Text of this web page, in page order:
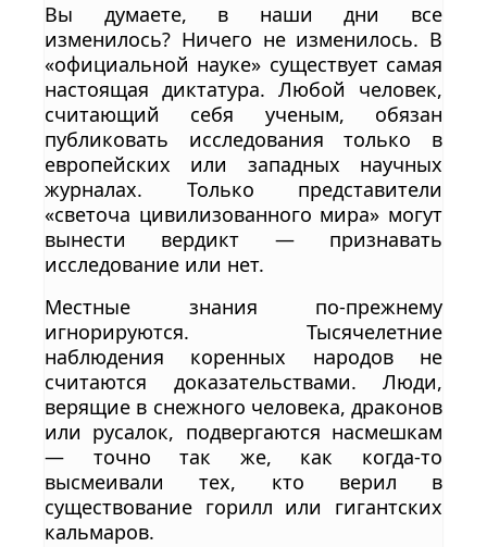
Вы думаете, в наши дни все
изменилось? Ничего не изменилось. В
«официальной науке» существует самая
настоящая диктатура. Любой человек,
считающий себя ученым, обязан
публиковать исследования только в
европейских или западных научных
журналах. Только представители
«светоча цивилизованного мира» могут
вынести вердикт — признавать
исследование или нет.
Местные знания по-прежнему
игнорируются. Тысячелетние
наблюдения коренных народов не
считаются доказательствами. Люди,
верящие в снежного человека, драконов
или русалок, подвергаются насмешкам
— точно так же, как когда-то
высмеивали тех, кто верил в
существование горилл или гигантских
кальмаров.